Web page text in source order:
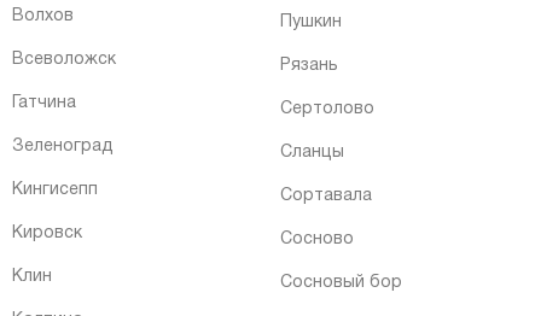
Волхов
Всеволожск
Гатчина
Зеленоград
Кингисепп
Кировск
Клин
Пушкин
Рязань
Сертолово
Сланцы
Сортавала
Сосново
Сосновый бор